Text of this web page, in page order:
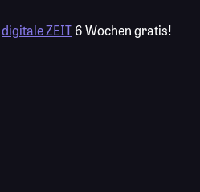
digitale ZEIT6 Wochen gratis!